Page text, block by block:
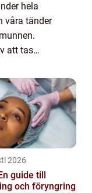
hela
våra tänder
att tas
beh...
2026
guide till
och föryngring